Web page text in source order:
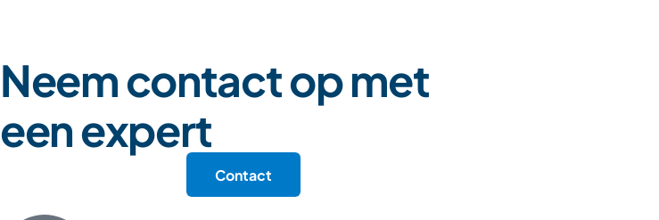
Neem contact op met
een expert
Contact